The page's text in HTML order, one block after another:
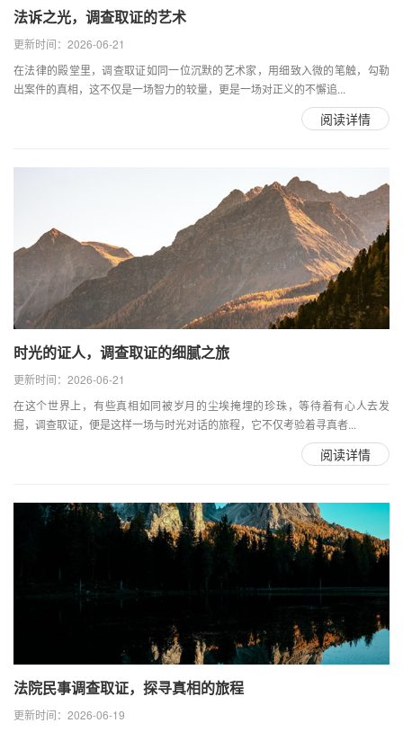
法诉之光，调查取证的艺术
更新时间：2026-06-21
在法律的殿堂里，调查取证如同一位沉默的艺术家，用细致入微的笔触，勾勒
出案件的真相，这不仅是一场智力的较量，更是一场对正义的不懈追...
阅读详情
时光的证人，调查取证的细腻之旅
更新时间：2026-06-21
在这个世界上，有些真相如同被岁月的尘埃掩埋的珍珠，等待着有心人去发
掘，调查取证，便是这样一场与时光对话的旅程，它不仅考验着寻真者...
阅读详情
法院民事调查取证，探寻真相的旅程
更新时间：2026-06-19